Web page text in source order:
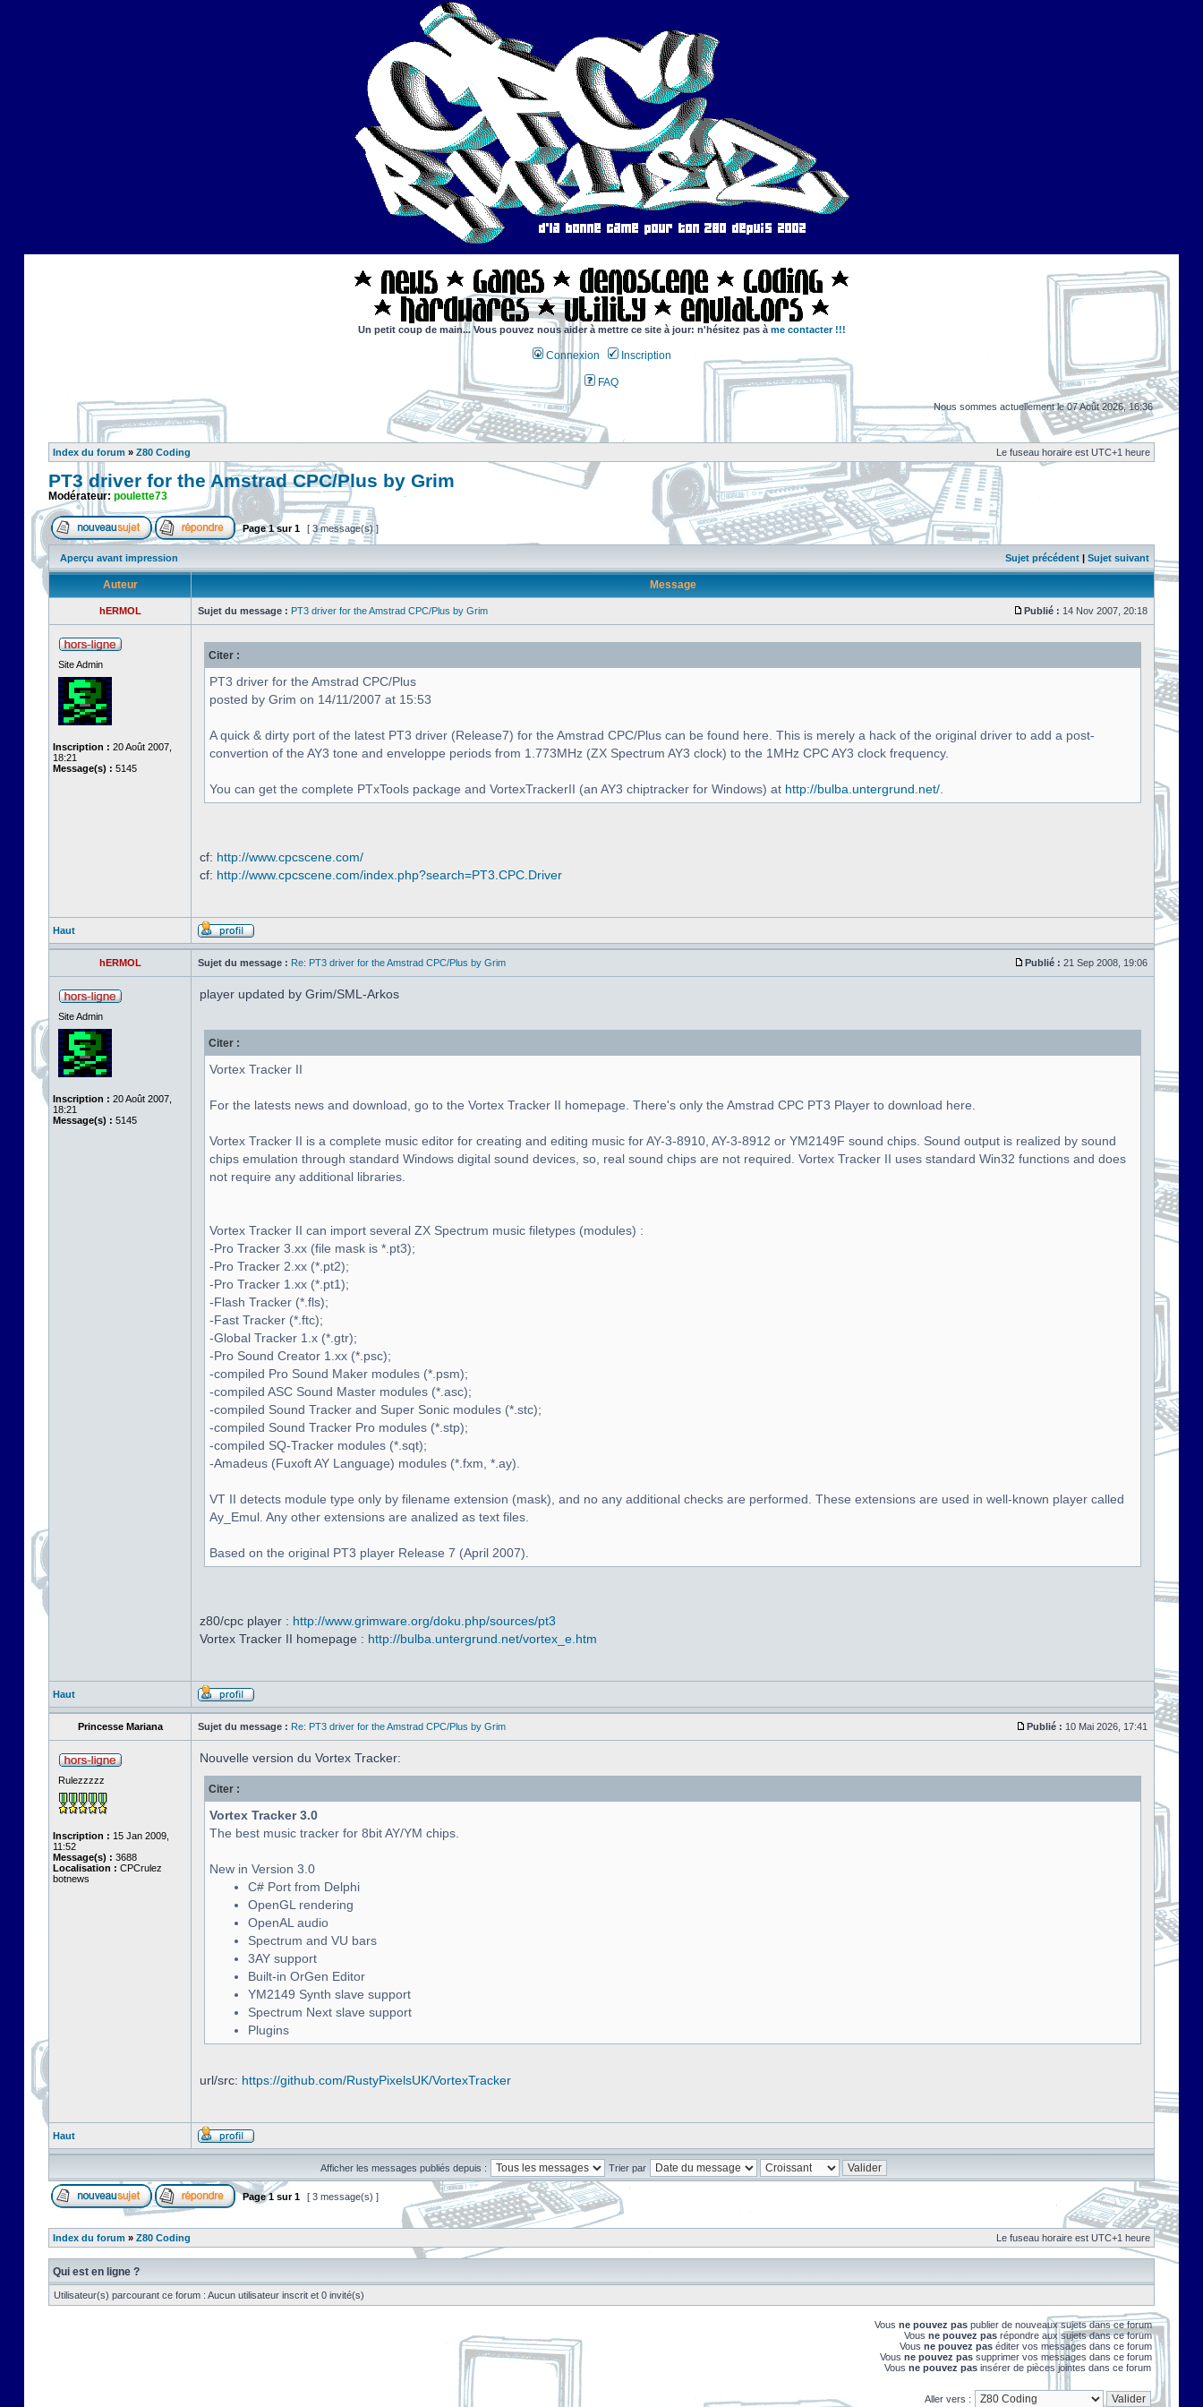
Un petit coup de main... Vous pouvez nous aider à mettre ce site à jour: n'hésitez pas à me contacter !!!
Connexion Inscription
FAQ
Nous sommes actuellement le 07 Août 2026, 16:36
Index du forum » Z80 Coding Le fuseau horaire est UTC+1 heure
PT3 driver for the Amstrad CPC/Plus by Grim
Modérateur: poulette73
Page1sur1 [ 3 message(s) ]
Aperçu avant impression Sujet précédent | Sujet suivant
Auteur Message
hERMOL Sujet du message : PT3 driver for the Amstrad CPC/Plus by Grim Publié : 14 Nov 2007, 20:18
Site Admin
Inscription : 20 Août 2007,
18:21
Message(s) : 5145
Citer :
PT3 driver for the Amstrad CPC/Plus
posted by Grim on 14/11/2007 at 15:53
A quick & dirty port of the latest PT3 driver (Release7) for the Amstrad CPC/Plus can be found here. This is merely a hack of the original driver to add a post-
convertion of the AY3 tone and enveloppe periods from 1.773MHz (ZX Spectrum AY3 clock) to the 1MHz CPC AY3 clock frequency.
You can get the complete PTxTools package and VortexTrackerII (an AY3 chiptracker for Windows) at http://bulba.untergrund.net/
cf: http://www.cpcscene.com/
cf: http://www.cpcscene.com/index.php?search=PT3.CPC.Driver
Haut
hERMOL Sujet du message : Re: PT3 driver for the Amstrad CPC/Plus by Grim Publié : 21 Sep 2008, 19:06
Site Admin
Inscription : 20 Août 2007,
18:21
Message(s) : 5145
player updated by Grim/SML-Arkos
Citer :
Vortex Tracker II
For the latests news and download, go to the Vortex Tracker II homepage. There's only the Amstrad CPC PT3 Player to download here.
Vortex Tracker II is a complete music editor for creating and editing music for AY-3-8910, AY-3-8912 or YM2149F sound chips. Sound output is realized by sound
chips emulation through standard Windows digital sound devices, so, real sound chips are not required. Vortex Tracker II uses standard Win32 functions and does
not require any additional libraries.
Vortex Tracker II can import several ZX Spectrum music filetypes (modules) :
-Pro Tracker 3.xx (file mask is *.pt3);
-Pro Tracker 2.xx (*.pt2);
-Pro Tracker 1.xx (*.pt1);
-Flash Tracker (*.fls);
-Fast Tracker (*.ftc);
-Global Tracker 1.x (*.gtr);
-Pro Sound Creator 1.xx (*.psc);
-compiled Pro Sound Maker modules (*.psm);
-compiled ASC Sound Master modules (*.asc);
-compiled Sound Tracker and Super Sonic modules (*.stc);
-compiled Sound Tracker Pro modules (*.stp);
-compiled SQ-Tracker modules (*.sqt);
-Amadeus (Fuxoft AY Language) modules (*.fxm, *.ay).
VT II detects module type only by filename extension (mask), and no any additional checks are performed. These extensions are used in well-known player called
Ay_Emul. Any other extensions are analized as text files.
Based on the original PT3 player Release 7 (April 2007).
z80/cpc player : http://www.grimware.org/doku.php/sources/pt3
Vortex Tracker II homepage : http://bulba.untergrund.net/vortex_e.htm
Haut
Princesse Mariana Sujet du message : Re: PT3 driver for the Amstrad CPC/Plus by Grim Publié : 10 Mai 2026, 17:41
Rulezzzzz
Inscription : 15 Jan 2009,
11:52
Message(s) : 3688
Localisation : CPCrulez
botnews
Nouvelle version du Vortex Tracker:
Citer :
Vortex Tracker 3.0
The best music tracker for 8bit AY/YM chips.
New in Version 3.0
C# Port from Delphi
OpenGL rendering
OpenAL audio
Spectrum and VU bars
3AY support
Built-in OrGen Editor
YM2149 Synth slave support
Spectrum Next slave support
Plugins
url/src: https://github.com/RustyPixelsUK/VortexTracker
Haut
Afficher les messages publiés depuis : Trier par
Page1 sur1 [ 3 message(s) ]
Index du forum » Z80 Coding Le fuseau horaire est UTC+1 heure
Qui est en ligne ?
Utilisateur(s) parcourant ce forum : Aucun utilisateur inscrit et 0 invité(s)
Vous ne pouvez pas publier de nouveaux sujets dans ce forum
Vous ne pouvez pas répondre aux sujets dans ce forum
Vous ne pouvez pas éditer vos messages dans ce forum
Vous ne pouvez pas supprimer vos messages dans ce forum
Vous ne pouvez pas insérer de pièces jointes dans ce forum
Aller vers :